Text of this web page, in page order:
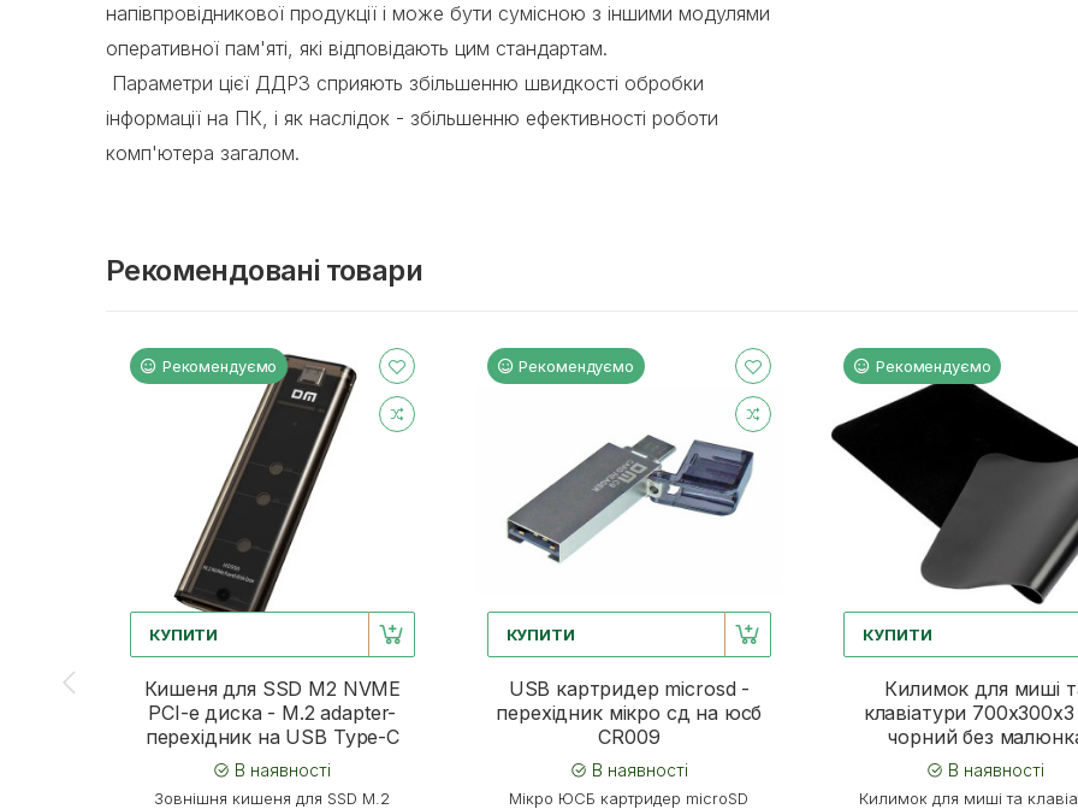
напівпровідникової продукції і може бути сумісною з іншими модулями
оперативної пам'яті, які відповідають цим стандартам.
Параметри цієї ДДР3 сприяють збільшенню швидкості обробки
інформації на ПК, і як наслідок - збільшенню ефективності роботи
комп'ютера загалом.
Рекомендовані товари
Рекомендуємо
КУПИТИ
Кишеня для SSD M2 NVME
PCI-e диска - M.2 adapter-
перехідник на USB Type-C
В наявності
Зовнішня кишеня для SSD M.2
Рекомендуємо
КУПИТИ
USB картридер microsd -
перехідник мікро сд на юсб
CR009
В наявності
Мікро ЮСБ картридер microSD
Рекомендуємо
КУПИТИ
Килимок для миші
клавіатури
чорний без
В наявності
Килимок для миші та